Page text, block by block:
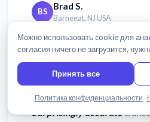
BS Brad S.
Barnegat, NJ USA
Surprisingly accurate
Можно использовать cookie для
согласия ничего не загрузится,
Принять все
Политика конфиденциальности ·